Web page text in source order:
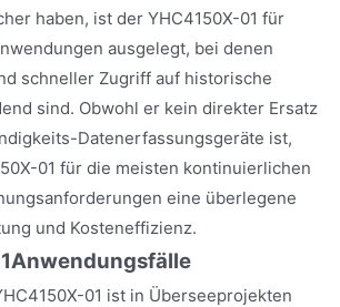
haben, ist der YHC4150X-01 für
ausgelegt, bei denen
schneller Zugriff auf historische
sind. Obwohl er kein direkter Ersatz
Datenerfassungsgeräte ist,
01 für die meisten kontinuierlichen
eine überlegene
und Kosteneffizienz.
Anwendungsfälle
01 ist in Überseeprojekten